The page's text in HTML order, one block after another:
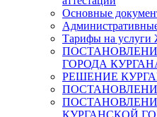
Основные
Тарифы на
ГОРОДА
РЕШЕНИЕ
КУРГАНСКОЙ